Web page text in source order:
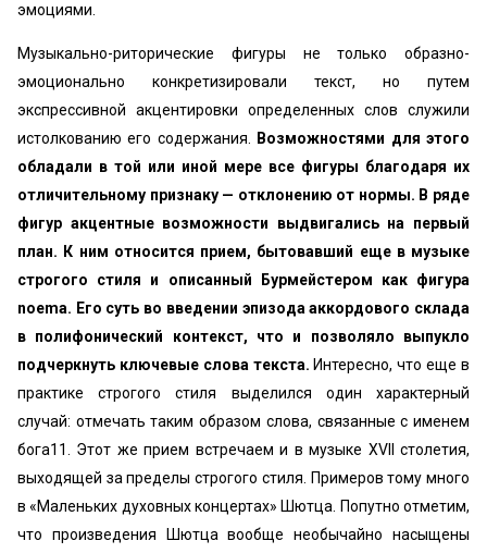
эмоциями.
Музыкально-риторические фигуры не только образно-
эмоцио­нально конкретизировали текст, но путем
экспрессивной акцен­тировки определенных слов служили
истолкованию его содержа­ния. Возможностями для этого
обладали в той или иной мере все фигуры благодаря их
отличительному признаку — отклоне­нию от нормы. В ряде
фигур акцентные возможности выдвига­лись на первый
план. К ним относится прием, бытовавший еще в музыке
строгого стиля и описанный Бурмейстером как фигу­ра
noema. Его суть во введении эпизода аккордового склада
в полифонический контекст, что и позволяло выпукло
подчерк­нуть ключевые слова текста. Интересно, что еще в
практике строгого стиля выделился один характерный
случай: отмечать таким образом слова, связанные с именем
бога11. Этот же при­ем встречаем и в музыке XVII столетия,
выходящей за пределы строгого стиля. Примеров тому много
в «Маленьких духовных концертах» Шютца. Попутно отметим,
что произведения Шютца вообще необычайно насыщены